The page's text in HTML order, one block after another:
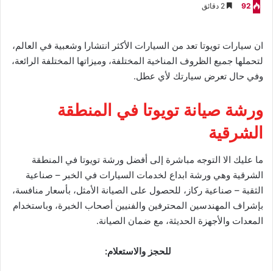
92
ان سيارات تويوتا تعد من السيارات الأكثر انتشارا وشعبية في العالم،
لتحملها جميع الظروف المناخية المختلفة، وميزاتها المختلفة الرائعة،
وفي حال تعرض سيارتك لأي عطل.
ورشة صيانة تويوتا في المنطقة
الشرقية
ما عليك الا التوجه مباشرة إلى أفضل ورشة تويوتا في المنطقة
الشرقية وهي ورشة ابداع لخدمات السيارات في الخبر – صناعية
الثقبة – صناعية ركاز، للحصول على الصيانة الأمثل، بأسعار منافسة،
بإشراف المهندسين المحترفين والفنيين أصحاب الخبرة، وباستخدام
المعدات والأجهزة الحديثة، مع ضمان الصيانة.
للحجز والاستعلام: